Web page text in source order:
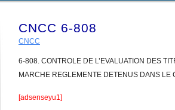
CNCC 6-808
CNCC
6-808. CONTROLE DE L’EVALUATION DES
MARCHE REGLEMENTE DETENUS DANS LE
[adsenseyu1]